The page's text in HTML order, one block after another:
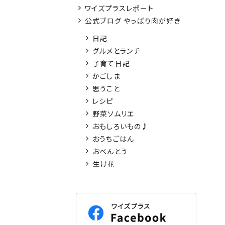
ワイズプラスレポート
公式ブログ やっぱり肉が好き
日記
グルメとランチ
子育て日記
かごしま
思うこと
レシピ
野菜ソムリエ
おもしろいもの♪
おうちごはん
おべんとう
生け花